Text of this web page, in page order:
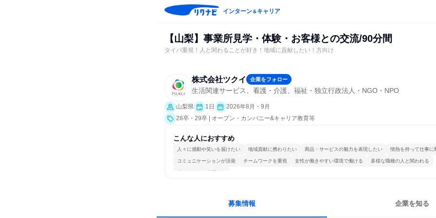
インターン＆キャリア
【山梨】事業所見学・体験・お客様との交流/90分間
タイパ重視！人と関わることが好き！地域に貢献したい！方向け
株式会社ツクイ 企業をフォロー
生活関連サービス、看護・介護、福祉・独立行政法人・NGO・NPO
山梨県 1日
2026年8月・9月
28卒・29卒 | オープン・カンパニー&キャリア教育等
こんな人におすすめ
人々に感動や笑いを届けたい 地域貢献に携わりたい 商品・サービスの魅力を表現したい 情熱を持って仕事に
コミュニケーションが活発 チームワークを重視 女性が働きやすい環境で働ける 多様な職種の人と関われる
人とたくさん会話する
募集情報 企業を知る